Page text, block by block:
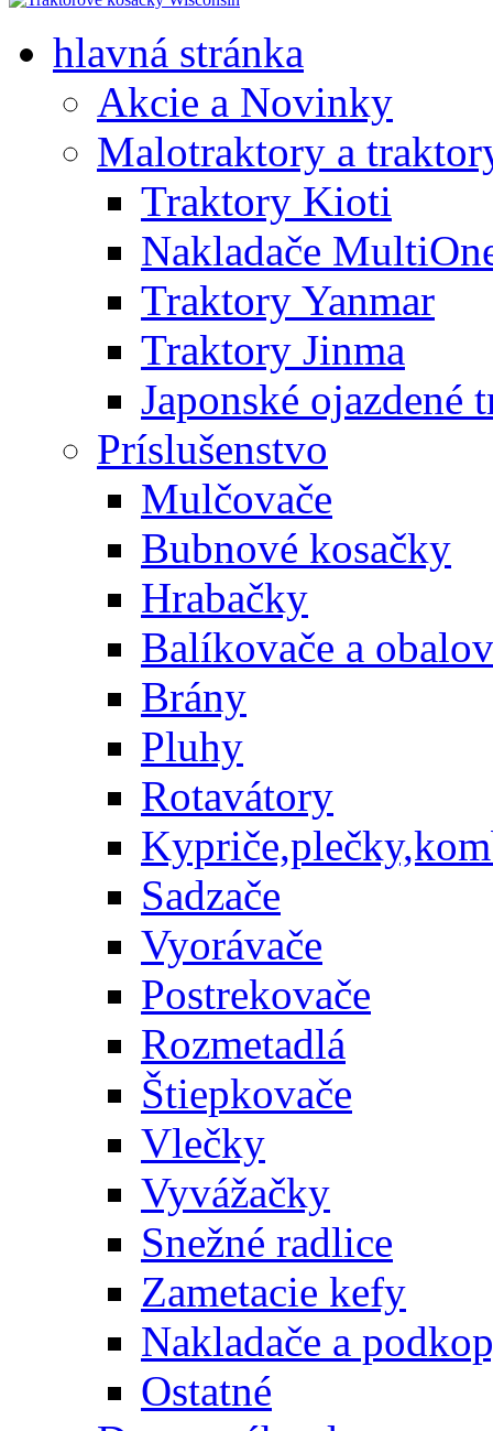
hlavná stránka
Akcie a Novinky
Malotraktory a
Traktory Kioti
Nakladače
Traktory Yanmar
Traktory Jinma
Japonské ojazdené
Príslušenstvo
Mulčovače
Bubnové kosačky
Hrabačky
Balíkovače a
Brány
Pluhy
Rotavátory
Sadzače
Vyorávače
Postrekovače
Rozmetadlá
Štiepkovače
Vlečky
Vyvážačky
Snežné radlice
Zametacie kefy
Nakladače a
Ostatné